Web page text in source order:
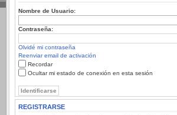
Nombre de Usuario:
Contraseña:
Olvidé mi contraseña
Reenviar email de activación
Recordar
Ocultar mi estado de conexión en esta sesión
REGISTRARSE